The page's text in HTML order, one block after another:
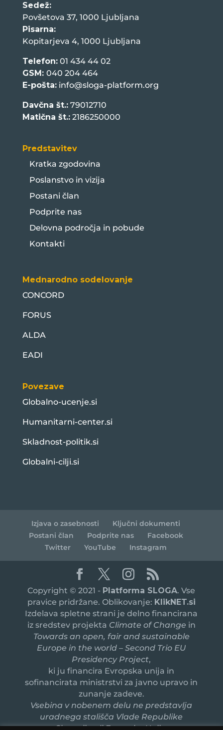
Sedež:
Povšetova 37, 1000 Ljubljana
Pisarna:
Kopitarjeva 4, 1000 Ljubljana
Telefon:01 434 44 02
GSM: 040 204 464
E-pošta: info@sloga-platform.org
Davčna št.:79012710
Matična št.:2186250000
Predstavitev
Kratka zgodovina
Poslanstvo in vizija
Postani član
Podprite nas
Delovna področja in pobude
Kontakti
Mednarodno sodelovanje
CONCORD
FORUS
ALDA
EADI
Povezave
Globalno-ucenje.si
Humanitarni-center.si
Skladnost-politik.si
Globalni-cilji.si
Izjava o zasebnosti
Ključni dokumenti
Postani član
Podprite nas
Facebook
Twitter
YouTube Instagram
Copyright © 2021 - Platforma SLOGA. Vse
pravice pridržane. Oblikovanje: KlikNET.si
Izdelava spletne strani je delno financirana
iz sredstev projekta Climate of Change in
Towards an open, fair and sustainable
Europe in the world – Second Trio EU
Presidency Project,
ki ju financira Evropska unija in
sofinancirata ministrstvi za javno upravo in
zunanje zadeve.
Vsebina v nobenem delu ne predstavlja
uradnega stališča Vlade Republike